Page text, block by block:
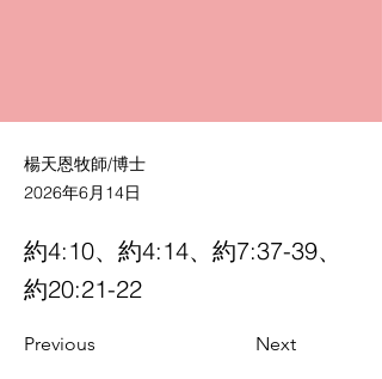
楊天恩牧師/博士
2026年6月14日
約4:10、約4:14、約7:37-39、
約20:21-22
Previous Next